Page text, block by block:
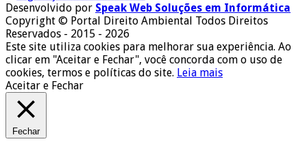
Desenvolvido por Speak Web Soluções em Informática
Copyright © Portal Direito Ambiental Todos Direitos
Reservados - 2015 - 2026
Este site utiliza cookies para melhorar sua experiência. Ao
clicar em "Aceitar e Fechar", você concorda com o uso de
cookies, termos e políticas do site. Leia mais
Aceitar e Fechar
Fechar